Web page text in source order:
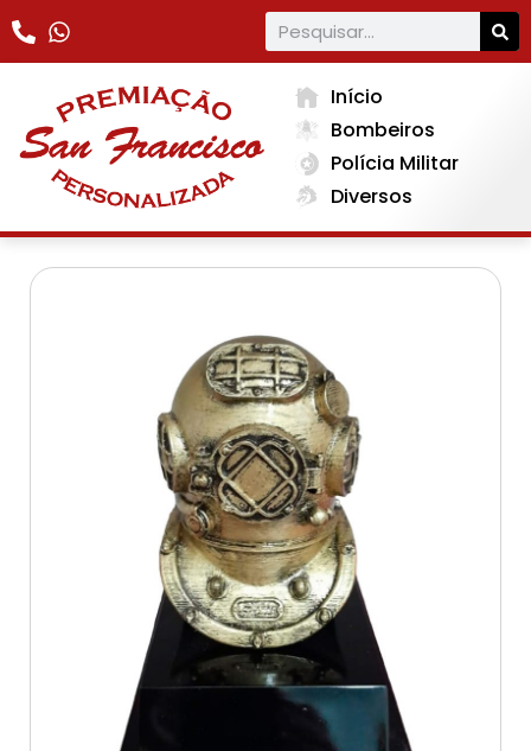
Início
Bombeiros
Polícia Militar
Diversos